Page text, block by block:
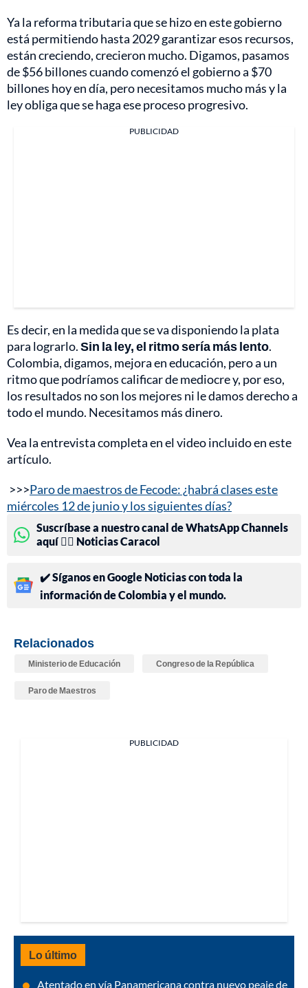
Ya la reforma tributaria que se hizo en este gobierno
está permitiendo hasta 2029 garantizar esos recursos,
están creciendo, crecieron mucho. Digamos, pasamos
de $56 billones cuando comenzó el gobierno a $70
billones hoy en día, pero necesitamos mucho más y la
ley obliga que se haga ese proceso progresivo.
PUBLICIDAD
Es decir, en la medida que se va disponiendo la plata
para lograrlo.Sin la ley, el ritmo sería más lento.
Colombia, digamos, mejora en educación, pero a un
ritmo que podríamos calificar de mediocre y, por eso,
los resultados no son los mejores ni le damos derecho a
todo el mundo. Necesitamos más dinero.
Vea la entrevista completa en el video incluido en este
artículo.
>>>Paro de maestros de Fecode: ¿habrá clases este
miércoles 12 de junio y los siguientes días?
Suscríbase a nuestro canal de WhatsApp Channels
aquí 👉🏻 Noticias Caracol
✔️ Síganos en Google Noticias con toda la
información de Colombia y el mundo.
Relacionados
Ministerio de Educación Congreso de la República
Paro de Maestros
PUBLICIDAD
Lo último
Atentado en vía Panamericana contra nuevo peaje de